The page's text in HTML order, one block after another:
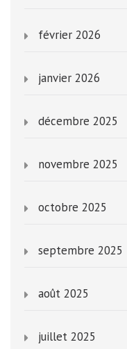
février 2026
janvier 2026
décembre 2025
novembre 2025
octobre 2025
septembre 2025
août 2025
juillet 2025